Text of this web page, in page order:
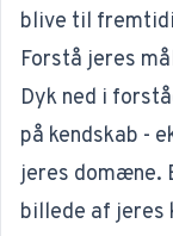
blive til
Forstå jeres
Dyk ned i
på kendskab -
jeres domæne.
billede af jeres